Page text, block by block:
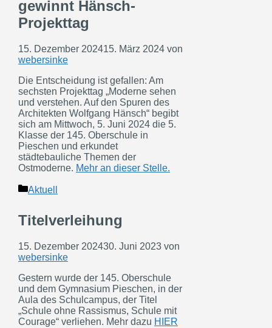
gewinnt Hänsch-
Projekttag
15. Dezember 202415. März 2024 von
webersinke
Die Entscheidung ist gefallen: Am
sechsten Projekttag „Moderne sehen
und verstehen. Auf den Spuren des
Architekten Wolfgang Hänsch“ begibt
sich am Mittwoch, 5. Juni 2024 die 5.
Klasse der 145. Oberschule in
Pieschen und erkundet
städtebauliche Themen der
Ostmoderne. Mehr an dieser Stelle.
Kategorien
Aktuell
Titelverleihung
15. Dezember 202430. Juni 2023 von
webersinke
Gestern wurde der 145. Oberschule
und dem Gymnasium Pieschen, in der
Aula des Schulcampus, der Titel
„Schule ohne Rassismus, Schule mit
Courage“ verliehen. Mehr dazu HIER